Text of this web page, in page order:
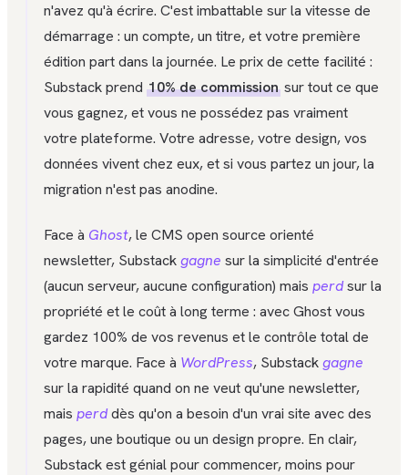
n'avez qu'à écrire. C'est imbattable sur la vitesse de
démarrage : un compte, un titre, et votre première
édition part dans la journée. Le prix de cette facilité :
Substack prend 10% de commission sur tout ce que
vous gagnez, et vous ne possédez pas vraiment
votre plateforme. Votre adresse, votre design, vos
données vivent chez eux, et si vous partez un jour, la
migration n'est pas anodine.
Face à Ghost, le CMS open source orienté
newsletter, Substackgagne sur la simplicité d'entrée
(aucun serveur, aucune configuration) mais perdsur la
propriété et le coût à long terme : avec Ghost vous
gardez 100% de vos revenus et le contrôle total de
votre marque. Face à WordPress, Substackgagne
sur la rapidité quand on ne veut qu'une newsletter,
mais perddès qu'on a besoin d'un vrai site avec des
pages, une boutique ou un design propre. En clair,
Substack est génial pour commencer, moins pour